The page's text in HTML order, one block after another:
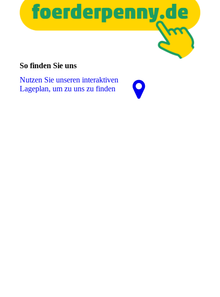
So finden Sie uns
Nutzen Sie unseren interaktiven
La­ge­plan, um zu uns zu finden